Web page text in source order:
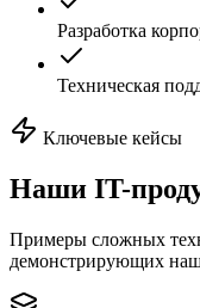
Разработка
Техническая
Ключевые кейсы
Наши IT-
Примеры сложных
демонстрирующих